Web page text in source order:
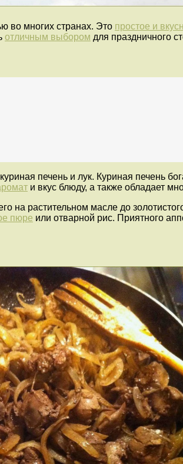
во многих странах. Это простое и
отличным выбором для праздничного
печень и лук. Куриная печень
и вкус блюду, а также обладает
на растительном масле до
пюре или отварной рис. Приятного